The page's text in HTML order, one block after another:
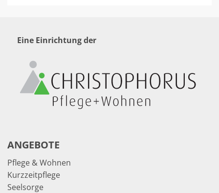
Eine Einrichtung der
ANGEBOTE
Pflege & Wohnen
Kurzzeitpflege
Seelsorge